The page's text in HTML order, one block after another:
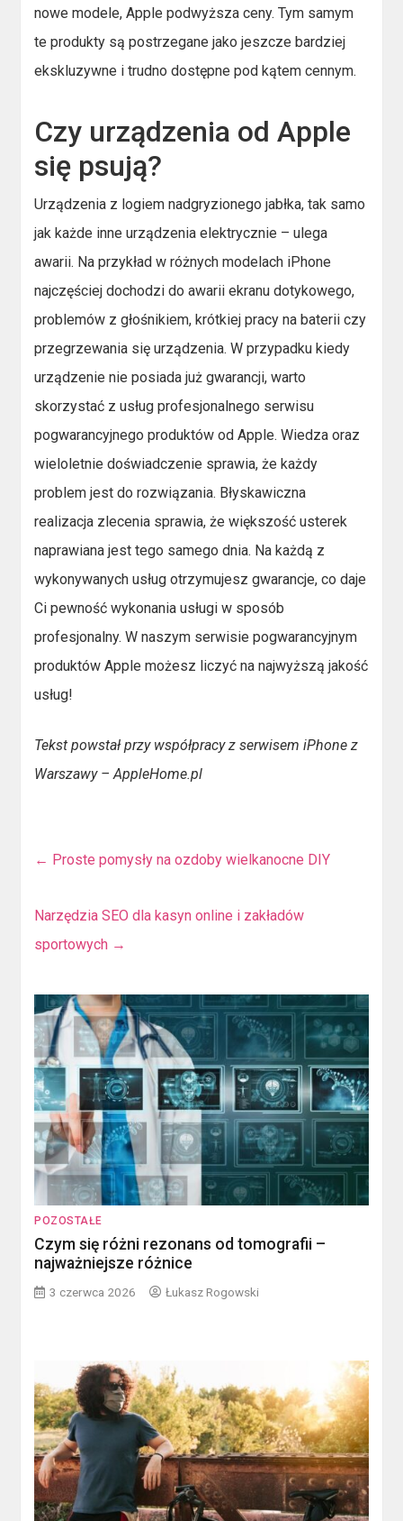
nowe modele, Apple podwyższa ceny. Tym samym
te produkty są postrzegane jako jeszcze bardziej
ekskluzywne i trudno dostępne pod kątem cennym.
Czy urządzenia od Apple
się psują?
Urządzenia z logiem nadgryzionego jabłka, tak samo
jak każde inne urządzenia elektrycznie – ulega
awarii. Na przykład w różnych modelach iPhone
najczęściej dochodzi do awarii ekranu dotykowego,
problemów z głośnikiem, krótkiej pracy na baterii czy
przegrzewania się urządzenia. W przypadku kiedy
urządzenie nie posiada już gwarancji, warto
skorzystać z usług profesjonalnego serwisu
pogwarancyjnego produktów od Apple. Wiedza oraz
wieloletnie doświadczenie sprawia, że każdy
problem jest do rozwiązania. Błyskawiczna
realizacja zlecenia sprawia, że większość usterek
naprawiana jest tego samego dnia. Na każdą z
wykonywanych usług otrzymujesz gwarancje, co daje
Ci pewność wykonania usługi w sposób
profesjonalny. W naszym serwisie pogwarancyjnym
produktów Apple możesz liczyć na najwyższą jakość
usług!
Tekst powstał przy współpracy z serwisem iPhone z
Warszawy – AppleHome.pl
← Proste pomysły na ozdoby wielkanocne DIY
Narzędzia SEO dla kasyn online i zakładów
sportowych →
POZOSTAŁE
Czym się różni rezonans od tomografii –
najważniejsze różnice
3 czerwca 2026 Łukasz Rogowski